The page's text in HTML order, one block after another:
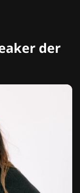
der